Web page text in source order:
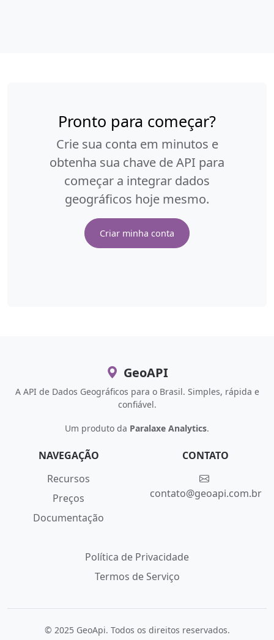
Pronto para começar?
Crie sua conta em minutos e
obtenha sua chave de API para
começar a integrar dados
geográficos hoje mesmo.
Criar minha conta
GeoAPI
A API de Dados Geográficos para o Brasil. Simples, rápida e
confiável.
Um produto da Paralaxe Analytics.
NAVEGAÇÃO
Recursos
Preços
Documentação
CONTATO
contato@geoapi.com.br
Política de Privacidade
Termos de Serviço
© 2025 GeoApi. Todos os direitos reservados.